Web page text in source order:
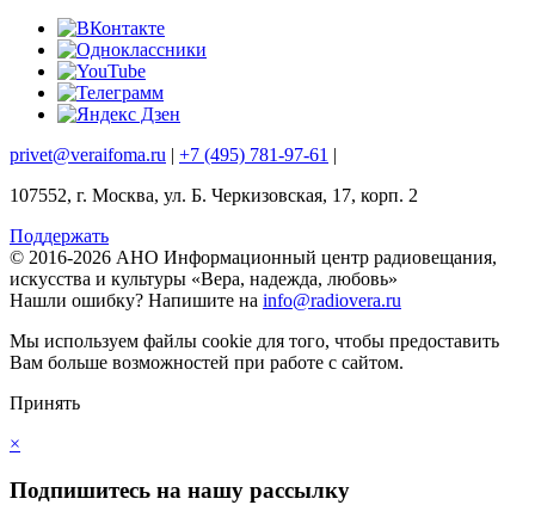
privet@veraifoma.ru +7 (495) 781-97-61
107552, г. Москва, ул. Б. Черкизовская, 17, корп. 2
Поддержать
© 2016-2026 АНО Информационный центр радиовещания,
искусства и культуры «Вера, надежда, любовь»
Нашли ошибку? Напишите на info@radiovera.ru
Мы используем файлы cookie для того, чтобы предоставить
Вам больше возможностей при работе с сайтом.
Принять
×
Подпишитесь на нашу рассылку